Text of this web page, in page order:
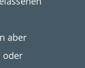
aber
oder